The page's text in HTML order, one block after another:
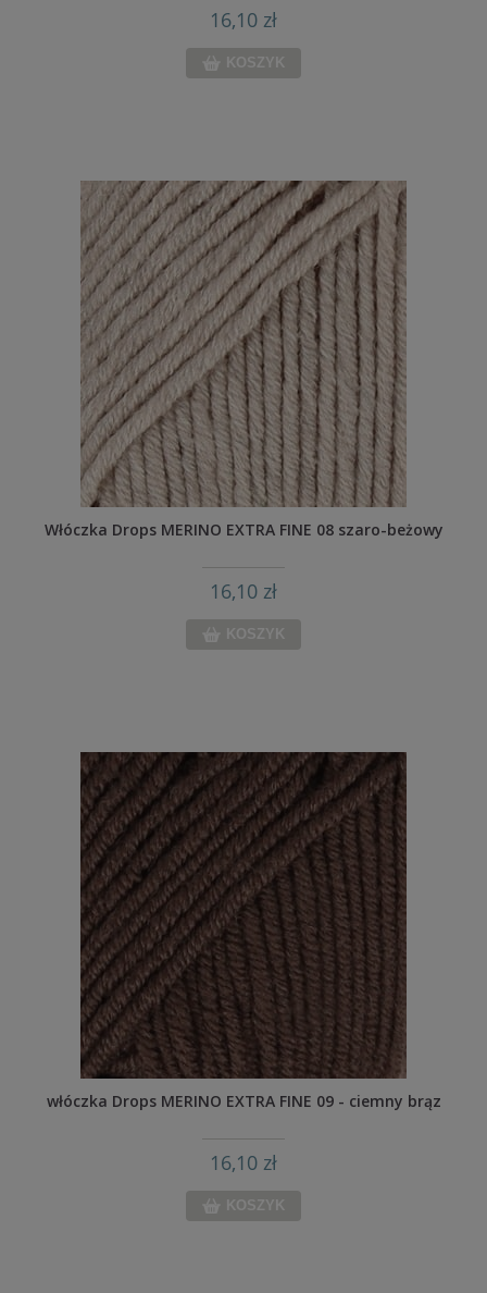
16,10 zł
KOSZYK
Włóczka Drops MERINO EXTRA FINE 08 szaro-beżowy
16,10 zł
KOSZYK
włóczka Drops MERINO EXTRA FINE 09 - ciemny brąz
16,10 zł
KOSZYK